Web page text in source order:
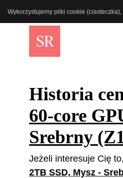
Wykorzystujemy pliki cookie
Historia
60-core
Srebrny
Jeżeli interesuje Cię
2TB SSD, Mysz -